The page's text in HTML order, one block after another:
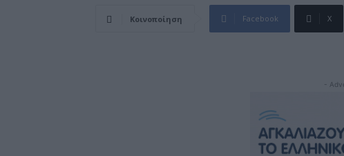
Κοινοποίηση Facebook X
-